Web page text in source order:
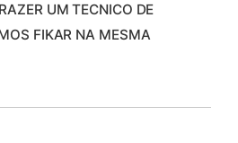
UM TECNICO DE
FIKAR NA MESMA